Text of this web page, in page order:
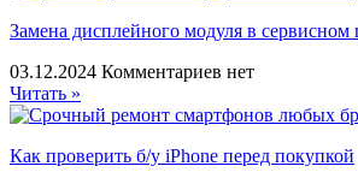
Замена дисплейного модуля в сервисном
03.12.2024 Комментариев нет
Читать »
Как проверить б/у iPhone перед покупкой